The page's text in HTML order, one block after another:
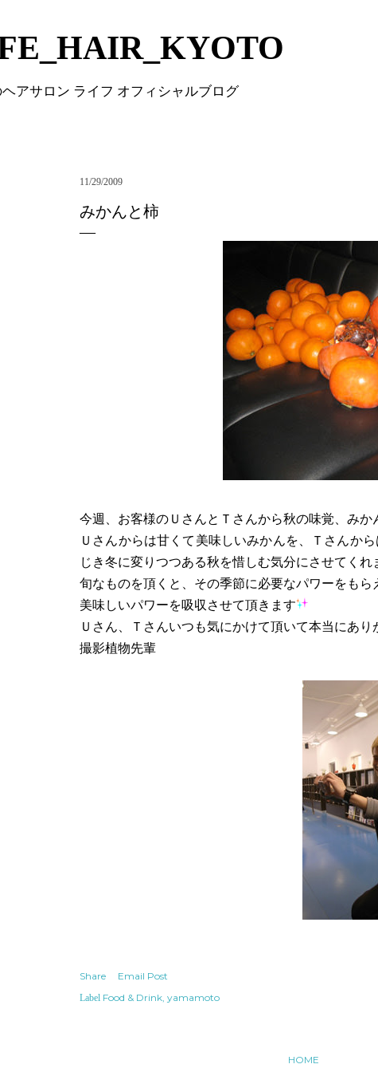
アサロン ライフ オフィシャルブログ
11/29/2009
みかんと柿
今週、お客様のＵさんとＴさんから秋の味覚、みか
Ｕさんからは甘くて美味しいみかんを、Ｔさんか
じき冬に変りつつある秋を惜しむ気分にさせてくれ
旬なものを頂くと、その季節に必要なパワーをもら
美味しいパワーを吸収させて頂きます
Ｕさん、Ｔさんいつも気にかけて頂いて本当にあり
撮影植物先輩
Share Email Post
Label Food & Drink yamamoto
HOME